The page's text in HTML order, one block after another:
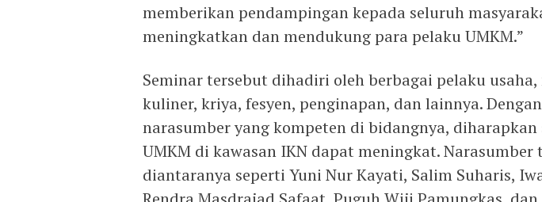
memberikan pendampingan kepada seluruh
meningkatkan dan mendukung para pelaku UMKM.”
Seminar tersebut dihadiri oleh berbagai pelaku
kuliner, kriya, fesyen, penginapan, dan lainnya.
narasumber yang kompeten di bidangnya,
UMKM di kawasan IKN dapat meningkat. Narasumber
diantaranya seperti Yuni Nur Kayati, Salim Suharis,